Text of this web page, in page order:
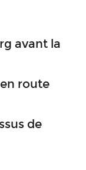
avant la
route
de